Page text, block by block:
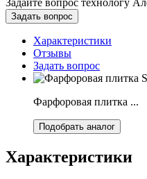
Задать вопрос
Характеристики
Отзывы
Задать вопрос
Фарфоровая плитка ...
Подобрать аналог
Характеристики